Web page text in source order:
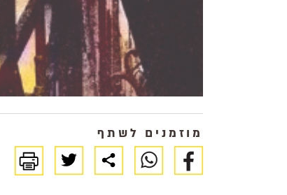
מוזמנים לשתף